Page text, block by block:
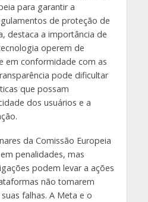
para garantir a
de proteção de
destaca a importância de
operem de
em conformidade com as
pode dificultar
que possam
dos usuários e a
da Comissão Europeia
penalidades, mas
podem levar a ações
não tomarem
falhas. A Meta e o